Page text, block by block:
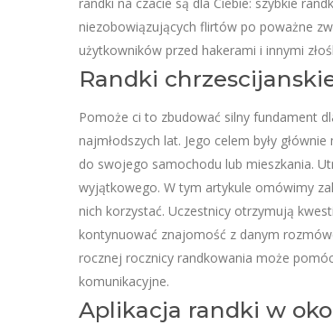
niezobowiązujących flirtów po poważne
użytkowników przed hakerami i innymi
Randki
Pomoże ci to zbudować silny fundament
najmłodszych lat. Jego celem były
do swojego samochodu lub mieszkania.
wyjątkowego. W tym artykule omówimy
nich korzystać. Uczestnicy otrzymują
kontynuować znajomość z danym
rocznej rocznicy randkowania może
komunikacyjne.
Aplikacja randki w